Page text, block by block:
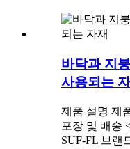
바닥과 지
사용되는
제품 설명 제
포장 및 배송
SUF-FL 브랜